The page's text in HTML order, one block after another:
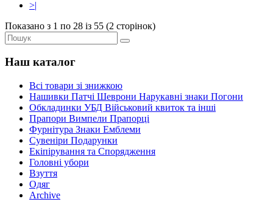
>|
Показано з 1 по 28 із 55 (2 сторінок)
Наш каталог
Всі товари зі знижкою
Нашивки Патчі Шеврони Нарукавні знаки Погони
Обкладинки УБД Військовий квиток та інші
Прапори Вимпели Прапорці
Фурнітура Знаки Емблеми
Сувеніри Подарунки
Екіпірування та Спорядження
Головні убори
Взуття
Одяг
Archive